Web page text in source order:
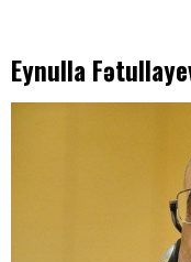
Eynulla